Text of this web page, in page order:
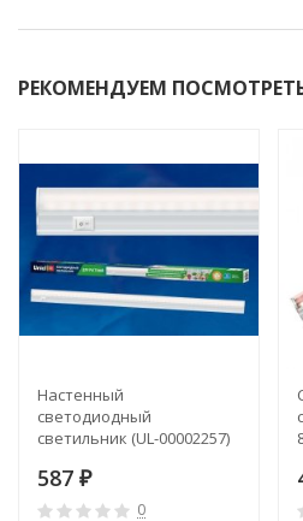
РЕКОМЕНДУЕМ
Настенный
светодиодный
светильник (UL-00002257)
IP40 White
587 ₽
0